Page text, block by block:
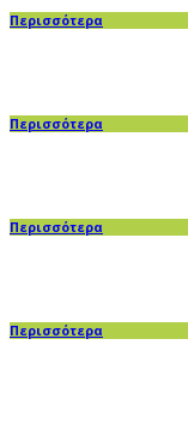
Περισσότερα
Περισσότερα
Περισσότερα
Περισσότερα